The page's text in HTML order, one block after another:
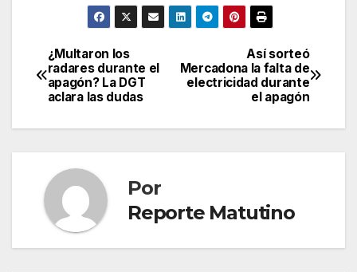
Navegación
de
entradas
Así sorteó
Mercadona la falta de
electricidad durante
el apagón
¿Multaron los
radares durante el
apagón? La DGT
aclara las dudas
Por
Reporte Matutino